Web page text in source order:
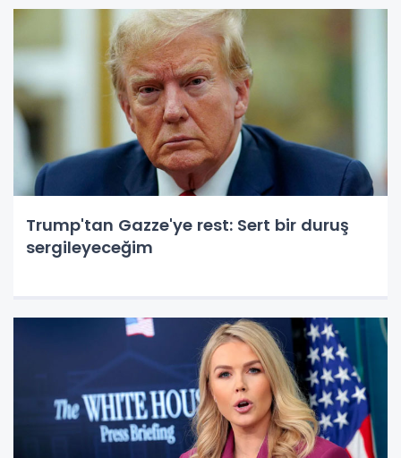
Trump'tan Gazze'ye rest: Sert bir duruş
sergileyeceğim